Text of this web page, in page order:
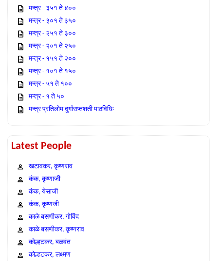
मन्त्र - ३५१ ते ४००
मन्त्र - ३०१ ते ३५०
मन्त्र - २५१ ते ३००
मन्त्र - २०१ ते २५०
मन्त्र - १५१ ते २००
मन्त्र - १०१ ते १५०
मन्त्र - ५१ ते १००
मन्त्र - १ ते ५०
मन्त्र प्रतिलोम दुर्गासप्तशती पाठविधिः
Latest People
खटावकर, कृष्णराव
कंक, कृष्णाजी
कंक, येसाजी
कंक, कृष्णजी
काळे बसणीकर, गोविंद
काळे बसणीकर, कृष्णराव
कोल्हटकर, बळवंत
कोल्हटकर, लक्ष्मण